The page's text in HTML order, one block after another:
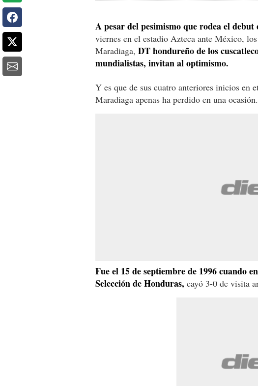
A pesar del pesimismo que rodea el
viernes en el estadio Azteca ante México,
Maradiaga, DT hondureño de los
mundialistas, invitan al optimismo.
Y es que de sus cuatro anteriores inicios en
Maradiaga apenas ha perdido en una ocasión.
Fue el 15 de septiembre de 1996 cuando
Selección de Honduras, cayó 3-0 de visita